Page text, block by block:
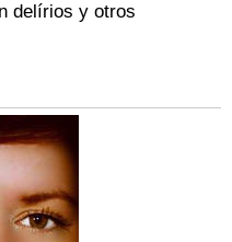
delírios y otros